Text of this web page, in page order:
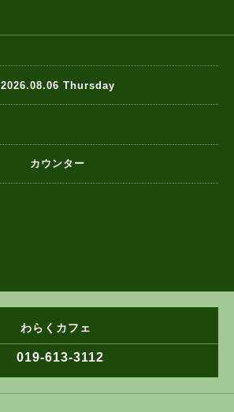
2026.08.06 Thursday
カウンター
わらくカフェ
019-613-3112